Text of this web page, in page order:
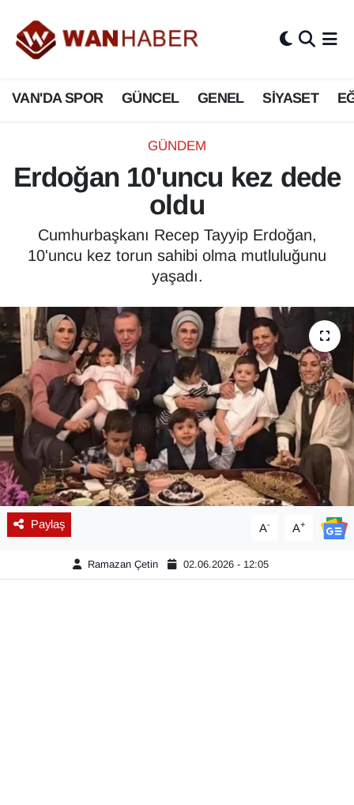
VAN'DA SPOR GÜNCEL GENEL SİYASET
GÜNDEM
Erdoğan 10'uncu kez dede
oldu
Cumhurbaşkanı Recep Tayyip Erdoğan,
10'uncu kez torun sahibi olma mutluluğunu
yaşadı.
Paylaş A- A+
Ramazan Çetin 02.06.2026 - 12:05
3.SAYFA
ASAYİŞ
BİLİM VE TEKNOLOJİ
Biyografi
ÇEVRE
Dernekler, Odalar
Diğer
DÜNYA
EĞİTİM
EKONOMİ
Emlak
Van Nöbetçi Eczaneler
Van Hava Durumu
Van Namaz Vakitleri
Van Trafik Yoğunluk Haritası
Tüm Manşetler
Haber Arşivi